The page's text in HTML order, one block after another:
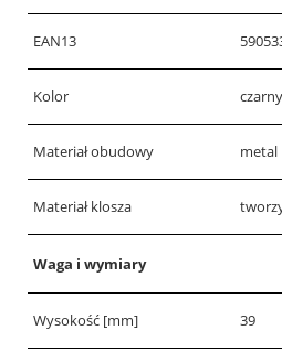
EAN13
Kolor czarny
Materiał obudowy metal
Materiał klosza
Waga i wymiary
Wysokość [mm] 39